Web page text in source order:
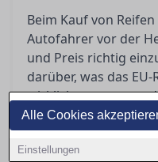
Alle Cookies
Einstellungen
Beim Kauf von
Autofahrer vor der
und Preis richtig
darüber, was das
wirklich aussagen,
tatsächlich besser
die Entscheidung
Ratgeber bieten wir